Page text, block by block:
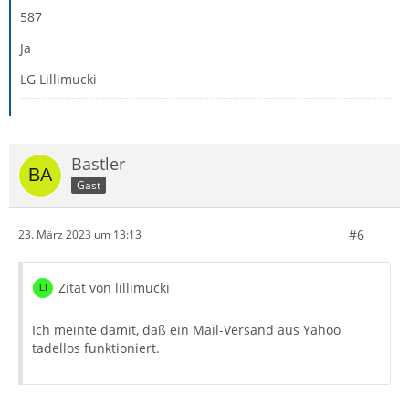
587
Ja
LG Lillimucki
Bastler
Gast
23. März 2023 um 13:13 #6
Zitat von lillimucki
Ich meinte damit, daß ein Mail-Versand aus Yahoo
tadellos funktioniert.